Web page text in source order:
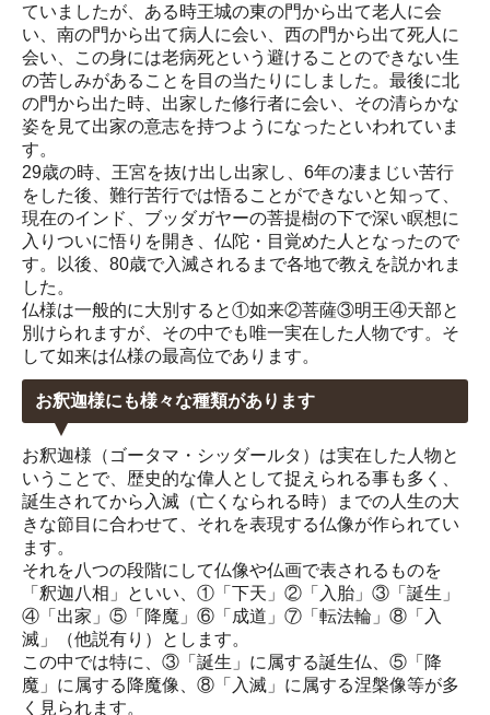
ていましたが、ある時王城の東の門から出て老人に会
い、南の門から出て病人に会い、西の門から出て死人に
会い、この身には老病死という避けることのできない生
の苦しみがあることを目の当たりにしました。最後に北
の門から出た時、出家した修行者に会い、その清らかな
姿を見て出家の意志を持つようになったといわれていま
す。
29歳の時、王宮を抜け出し出家し、6年の凄まじい苦行
をした後、難行苦行では悟ることができないと知って、
現在のインド、ブッダガヤーの菩提樹の下で深い瞑想に
入りついに悟りを開き、仏陀・目覚めた人となったので
す。以後、80歳で入滅されるまで各地で教えを説かれま
した。
仏様は一般的に大別すると①如来②菩薩③明王④天部と
別けられますが、その中でも唯一実在した人物です。そ
して如来は仏様の最高位であります。
お釈迦様にも様々な種類があります
お釈迦様（ゴータマ・シッダールタ）は実在した人物と
いうことで、歴史的な偉人として捉えられる事も多く、
誕生されてから入滅（亡くなられる時）までの人生の大
きな節目に合わせて、それを表現する仏像が作られてい
ます。
それを八つの段階にして仏像や仏画で表されるものを
「釈迦八相」といい、①「下天」②「入胎」③「誕生」
④「出家」⑤「降魔」⑥「成道」⑦「転法輪」⑧「入
滅」（他説有り）とします。
この中では特に、③「誕生」に属する誕生仏、⑤「降
魔」に属する降魔像、⑧「入滅」に属する涅槃像等が多
く見られます。